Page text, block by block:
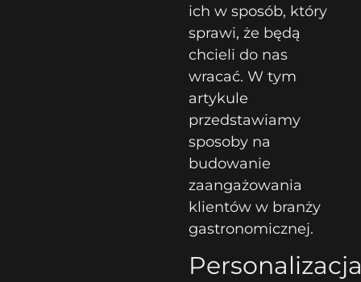
ich w sposób, który
sprawi, że będą
chcieli do nas
wracać. W tym
artykule
przedstawiamy
sposoby na
budowanie
zaangażowania
klientów w branży
gastronomicznej.